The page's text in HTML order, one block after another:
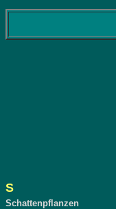
S
Schattenpflanzen